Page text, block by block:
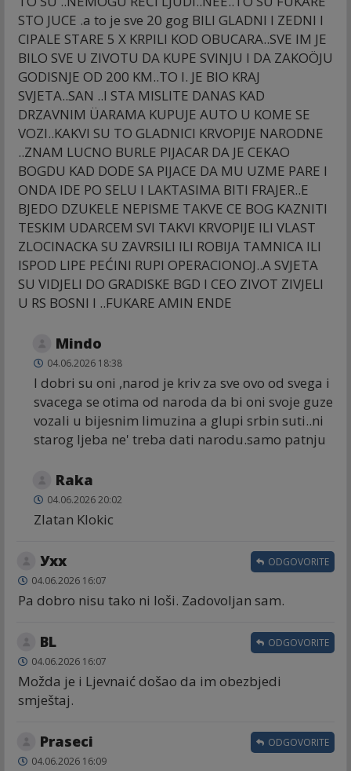
STO JUCE .a to je sve 20 gog BILI GLADNI I ZEDNI I
CIPALE STARE 5 X KRPILI KOD OBUCARA..SVE IM JE
BILO SVE U ZIVOTU DA KUPE SVINJU I DA ZAKOÖJU
GODISNJE OD 200 KM..TO I. JE BIO KRAJ
SVJETA..SAN ..I STA MISLITE DANAS KAD
DRZAVNIM ÜARAMA KUPUJE AUTO U KOME SE
VOZI..KAKVI SU TO GLADNICI KRVOPIJE NARODNE
..ZNAM LUCNO BURLE PIJACAR DA JE CEKAO
BOGDU KAD DODE SA PIJACE DA MU UZME PARE I
ONDA IDE PO SELU I LAKTASIMA BITI FRAJER..E
BJEDO DZUKELE NEPISME TAKVE CE BOG KAZNITI
TESKIM UDARCEM SVI TAKVI KRVOPIJE ILI VLAST
ZLOCINACKA SU ZAVRSILI ILI ROBIJA TAMNICA ILI
ISPOD LIPE PEĆINI RUPI OPERACIONOJ..A SVJETA
SU VIDJELI DO GRADISKE BGD I CEO ZIVOT ZIVJELI
U RS BOSNI I ..FUKARE AMIN ENDE
Mindo
04.06.2026 18:38
I dobri su oni ,narod je kriv za sve ovo od svega i
svacega se otima od naroda da bi oni svoje guze
vozali u bijesnim limuzina a glupi srbin suti..ni
starog ljeba ne' treba dati narodu.samo patnju
Raka
04.06.2026 20:02
Zlatan Klokic
Ухх
04.06.2026 16:07
Pa dobro nisu tako ni loši. Zadovoljan sam.
ODGOVORITE
BL
04.06.2026 16:07
Možda je i Ljevnaić došao da im obezbjedi
smještaj.
ODGOVORITE
Praseci
04.06.2026 16:09
ODGOVORITE